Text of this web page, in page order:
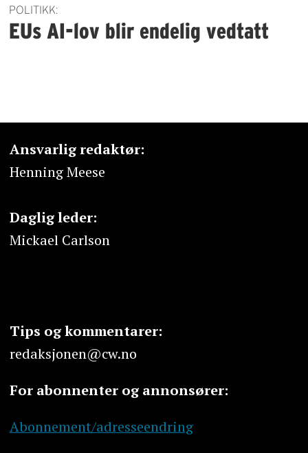
POLITIKK:
EUs AI-lov blir endelig vedtatt
Ansvarlig redaktør:
Henning Meese
Daglig leder:
Mickael Carlson
Tips og kommentarer:
redaksjonen@cw.no
For abonnenter og annonsører:
Abonnement/adresseendring